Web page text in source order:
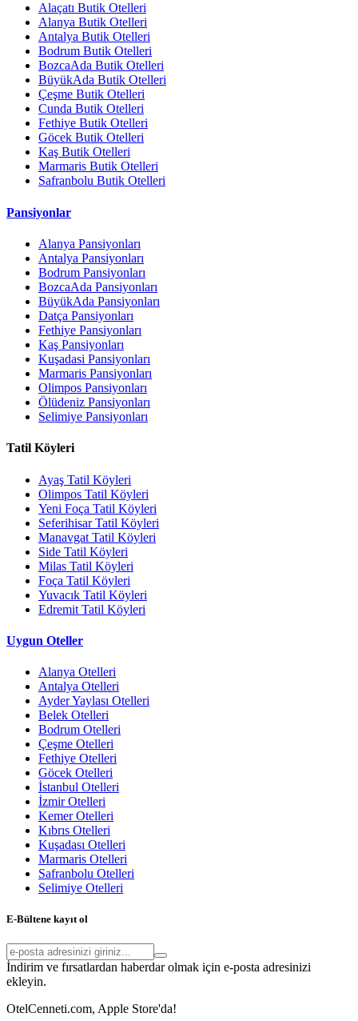
Alaçatı Butik Otelleri
Alanya Butik Otelleri
Antalya Butik Otelleri
Bodrum Butik Otelleri
BozcaAda Butik Otelleri
BüyükAda Butik Otelleri
Çeşme Butik Otelleri
Cunda Butik Otelleri
Fethiye Butik Otelleri
Göcek Butik Otelleri
Kaş Butik Otelleri
Marmaris Butik Otelleri
Safranbolu Butik Otelleri
Pansiyonlar
Alanya Pansiyonları
Antalya Pansiyonları
Bodrum Pansiyonları
BozcaAda Pansiyonları
BüyükAda Pansiyonları
Datça Pansiyonları
Fethiye Pansiyonları
Kaş Pansiyonları
Kuşadasi Pansiyonları
Marmaris Pansiyonları
Olimpos Pansiyonları
Ölüdeniz Pansiyonları
Selimiye Pansiyonları
Tatil Köyleri
Ayaş Tatil Köyleri
Olimpos Tatil Köyleri
Yeni Foça Tatil Köyleri
Seferihisar Tatil Köyleri
Manavgat Tatil Köyleri
Side Tatil Köyleri
Milas Tatil Köyleri
Foça Tatil Köyleri
Yuvacık Tatil Köyleri
Edremit Tatil Köyleri
Uygun Oteller
Alanya Otelleri
Antalya Otelleri
Ayder Yaylası Otelleri
Belek Otelleri
Bodrum Otelleri
Çeşme Otelleri
Fethiye Otelleri
Göcek Otelleri
İstanbul Otelleri
İzmir Otelleri
Kemer Otelleri
Kıbrıs Otelleri
Kuşadası Otelleri
Marmaris Otelleri
Safranbolu Otelleri
Selimiye Otelleri
E-Bültene kayıt ol
İndirim ve fırsatlardan haberdar olmak için e-posta adresinizi
ekleyin.
OtelCenneti.com, Apple Store'da!